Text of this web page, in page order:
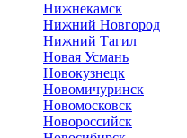
Нижнекамск
Нижний Новгород
Нижний Тагил
Новая Усмань
Новокузнецк
Новомичуринск
Новомосковск
Новороссийск